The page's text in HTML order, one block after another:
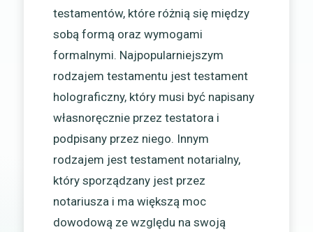
testamentów, które różnią się między
sobą formą oraz wymogami
formalnymi. Najpopularniejszym
rodzajem testamentu jest testament
holograficzny, który musi być napisany
własnoręcznie przez testatora i
podpisany przez niego. Innym
rodzajem jest testament notarialny,
który sporządzany jest przez
notariusza i ma większą moc
dowodową ze względu na swoją